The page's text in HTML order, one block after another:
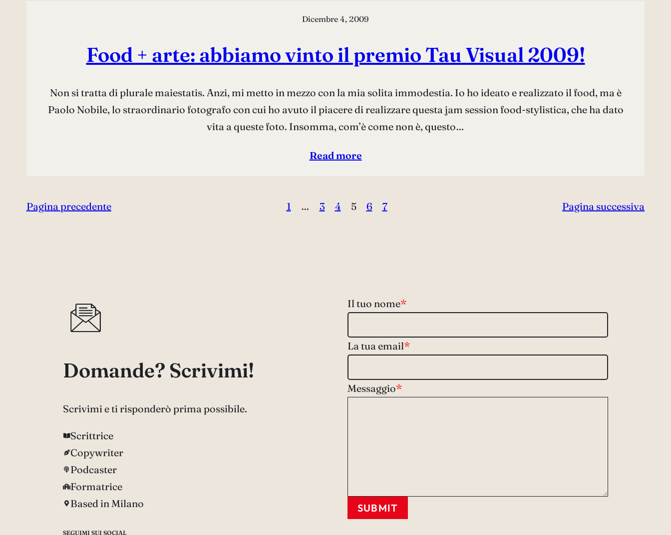
Dicembre 4, 2009
Food + arte: abbiamo vinto il premio Tau Visual 2009!
Non si tratta di plurale maiestatis. Anzi, mi metto in mezzo con la mia solita immodestia. Io ho ideato e realizzato il food, ma è
Paolo Nobile, lo straordinario fotografo con cui ho avuto il piacere di realizzare questa jam session food-stylistica, che ha dato
vita a queste foto. Insomma, com’è come non è, questo…
Read more
Pagina precedente 1 … 3 4 5 6 7 Pagina successiva
Domande? Scrivimi!
Scrivimi e ti risponderò prima possibile.
Scrittrice
Copywriter
Podcaster
Formatrice
Based in Milano
SEGUIMI SUI SOCIAL
Il tuo nome*
La tua email*
Messaggio*
SUBMIT